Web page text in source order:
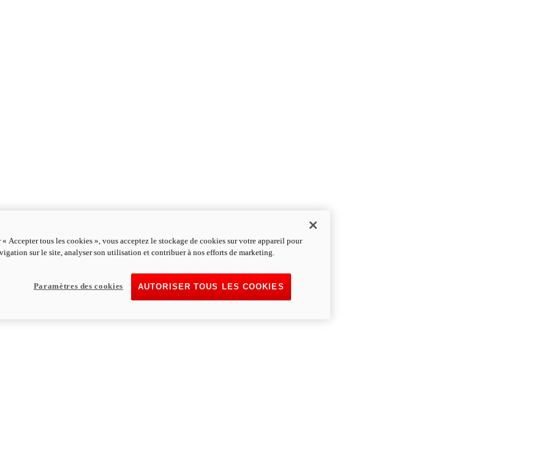
Accepter tous les cookies », vous acceptez le stockage de cookies sur votre appareil pour
sur le site, analyser son utilisation et contribuer à nos efforts de marketing.
AUTORISER TOUS LES COOKIES
Paramètres des cookies